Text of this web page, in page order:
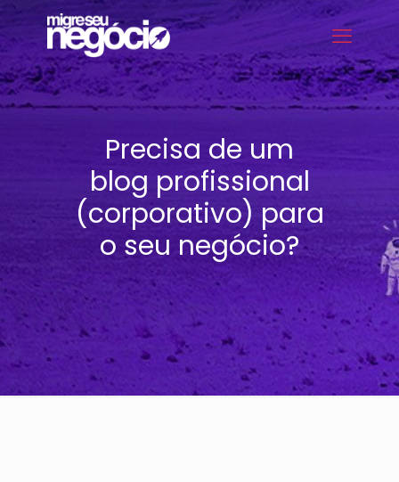
Precisa de um
blog profissional
(corporativo) para
o seu negócio?